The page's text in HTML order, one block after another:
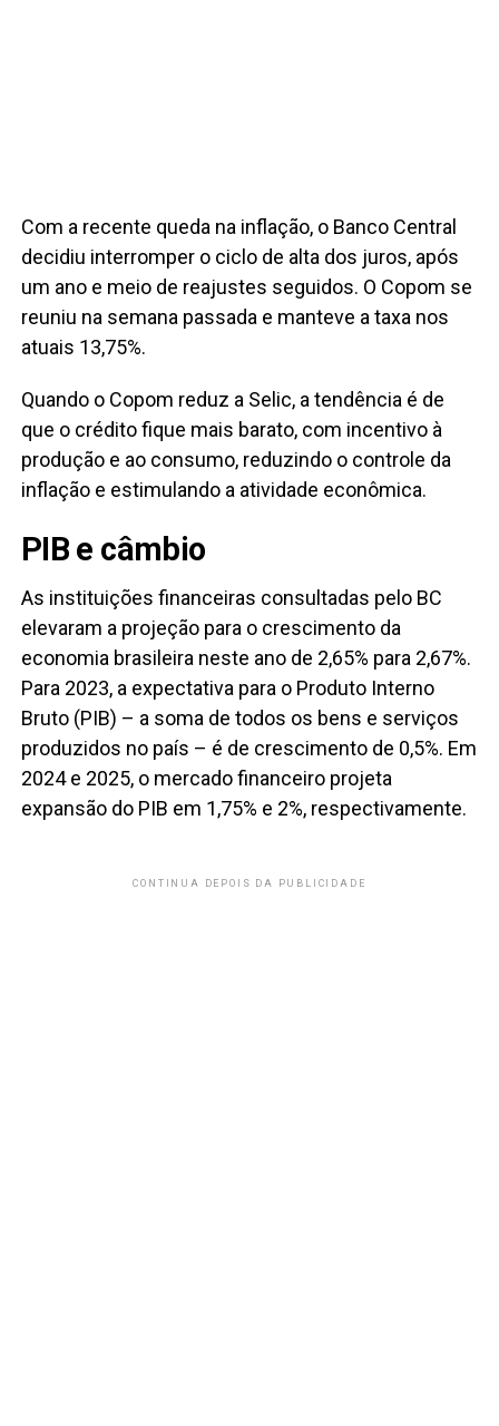
Com a recente queda na inflação, o Banco Central
decidiu interromper o ciclo de alta dos juros, após
um ano e meio de reajustes seguidos. O Copom se
reuniu na semana passada e manteve a taxa nos
atuais 13,75%.
Quando o Copom reduz a Selic, a tendência é de
que o crédito fique mais barato, com incentivo à
produção e ao consumo, reduzindo o controle da
inflação e estimulando a atividade econômica.
PIB e câmbio
As instituições financeiras consultadas pelo BC
elevaram a projeção para o crescimento da
economia brasileira neste ano de 2,65% para 2,67%.
Para 2023, a expectativa para o Produto Interno
Bruto (PIB) – a soma de todos os bens e serviços
produzidos no país – é de crescimento de 0,5%. Em
2024 e 2025, o mercado financeiro projeta
expansão do PIB em 1,75% e 2%, respectivamente.
CONTINUA DEPOIS DA PUBLICIDADE